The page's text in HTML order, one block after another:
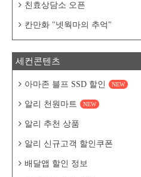
친효상담소 오픈
칸만화 "넷웍마의 추억"
세컨콘텐츠
아마존 블프 SSD 할인 NEW
알리 천원마트 NEW
알리 추천 상품
알리 신규고객 할인쿠폰
배달앱 할인 정보